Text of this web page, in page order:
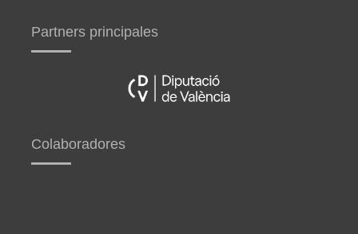
Partners principales
Colaboradores